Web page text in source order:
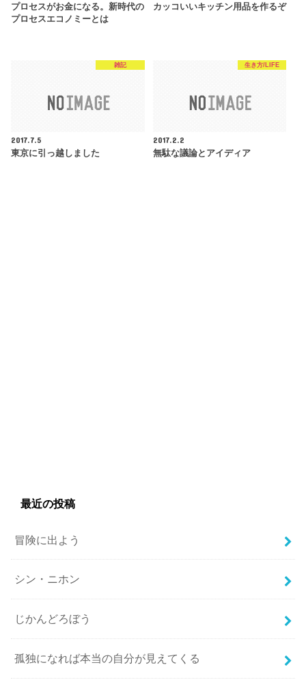
プロセスがお金になる。新時代の
プロセスエコノミーとは
カッコいいキッチン用品を作るぞ
雑記
2017.7.5
東京に引っ越しました
生き方/LIFE
2017.2.2
無駄な議論とアイディア
最近の投稿
冒険に出よう
シン・ニホン
じかんどろぼう
孤独になれば本当の自分が見えてくる